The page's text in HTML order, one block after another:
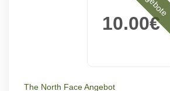
10.00€
The North Face Angebot